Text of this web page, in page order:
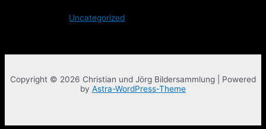
Uncategorized
Copyright © 2026 Christian und Jörg Bildersammlung | Powered
by Astra-WordPress-Theme